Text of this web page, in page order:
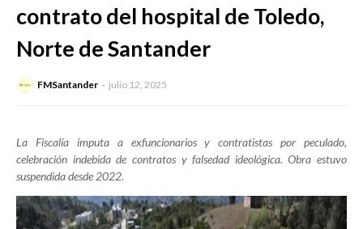
contrato del hospital de Toledo,
Norte de Santander
FMSantander julio 12, 2025
La Fiscalía imputa a exfuncionarios y contratistas por peculado,
celebración indebida de contratos y falsedad ideológica. Obra estuvo
suspendida desde 2022.